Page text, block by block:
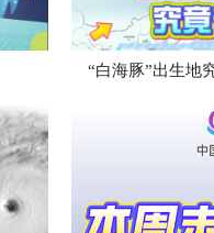
“白海豚”出生地